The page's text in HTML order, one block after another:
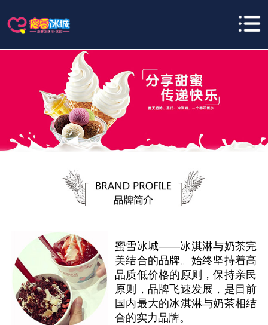
蜜雪冰城——冰淇淋与奶茶完
美结合的品牌。始终坚持着高
品质低价格的原则，保持亲民
原则，品牌飞速发展，是目前
国内最大的冰淇淋与奶茶相结
合的实力品牌。